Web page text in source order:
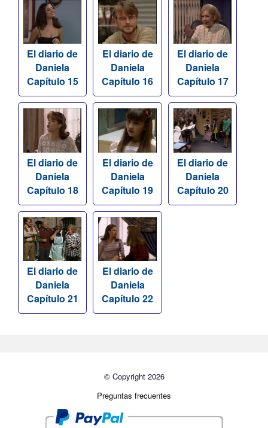
El diario de
Daniela
Capítulo 15
El diario de
Daniela
Capítulo 16
El diario de
Daniela
Capítulo 17
El diario de
Daniela
Capítulo 18
El diario de
Daniela
Capítulo 19
El diario de
Daniela
Capítulo 20
El diario de
Daniela
Capítulo 21
El diario de
Daniela
Capítulo 22
© Copyright 2026
Preguntas frecuentes